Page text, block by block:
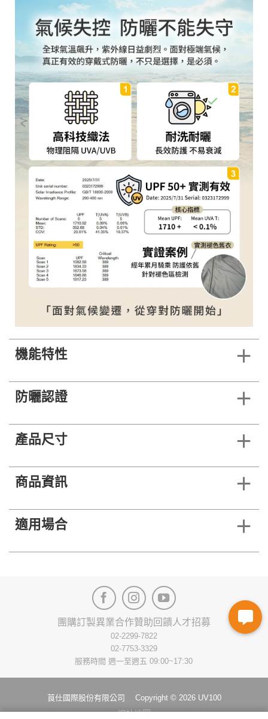
機能特性
防曬認證
產品尺寸
商品資訊
適用場合
團購訂製異業合作贊助回饋人才招募
02-2299-7822
02-7753-3329
服務時間 週一至週五 09:00~17:30
莨仕國際股份有限公司 Copyright © 2026 UV100
網站地圖